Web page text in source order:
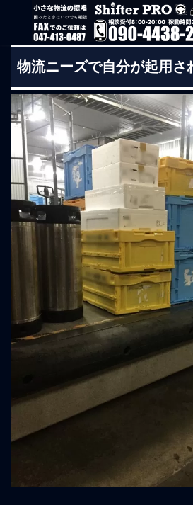
物流ニーズで自分が起用さ